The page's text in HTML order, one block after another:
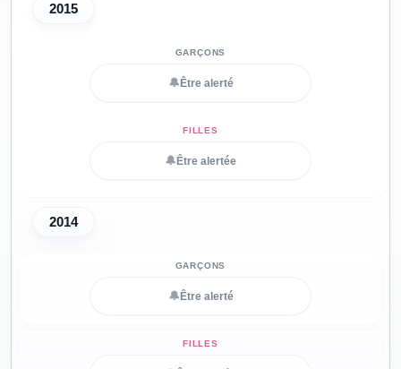
2015
🔔 Être alerté
🔔 Être alertée
2014
🔔 Être alerté